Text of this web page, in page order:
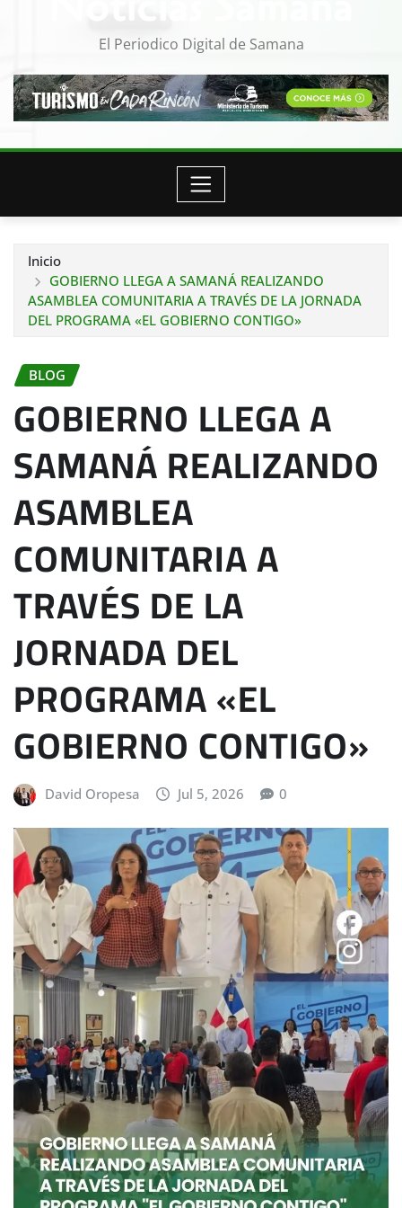
El Periodico Digital de Samana
Inicio
GOBIERNO LLEGA A SAMANÁ REALIZANDO
ASAMBLEA COMUNITARIA A TRAVÉS DE LA JORNADA
DEL PROGRAMA «EL GOBIERNO CONTIGO»
BLOG
GOBIERNO LLEGA A
SAMANÁ REALIZANDO
ASAMBLEA
COMUNITARIA A
TRAVÉS DE LA
JORNADA DEL
PROGRAMA «EL
GOBIERNO CONTIGO»
David Oropesa Jul 5, 2026 0